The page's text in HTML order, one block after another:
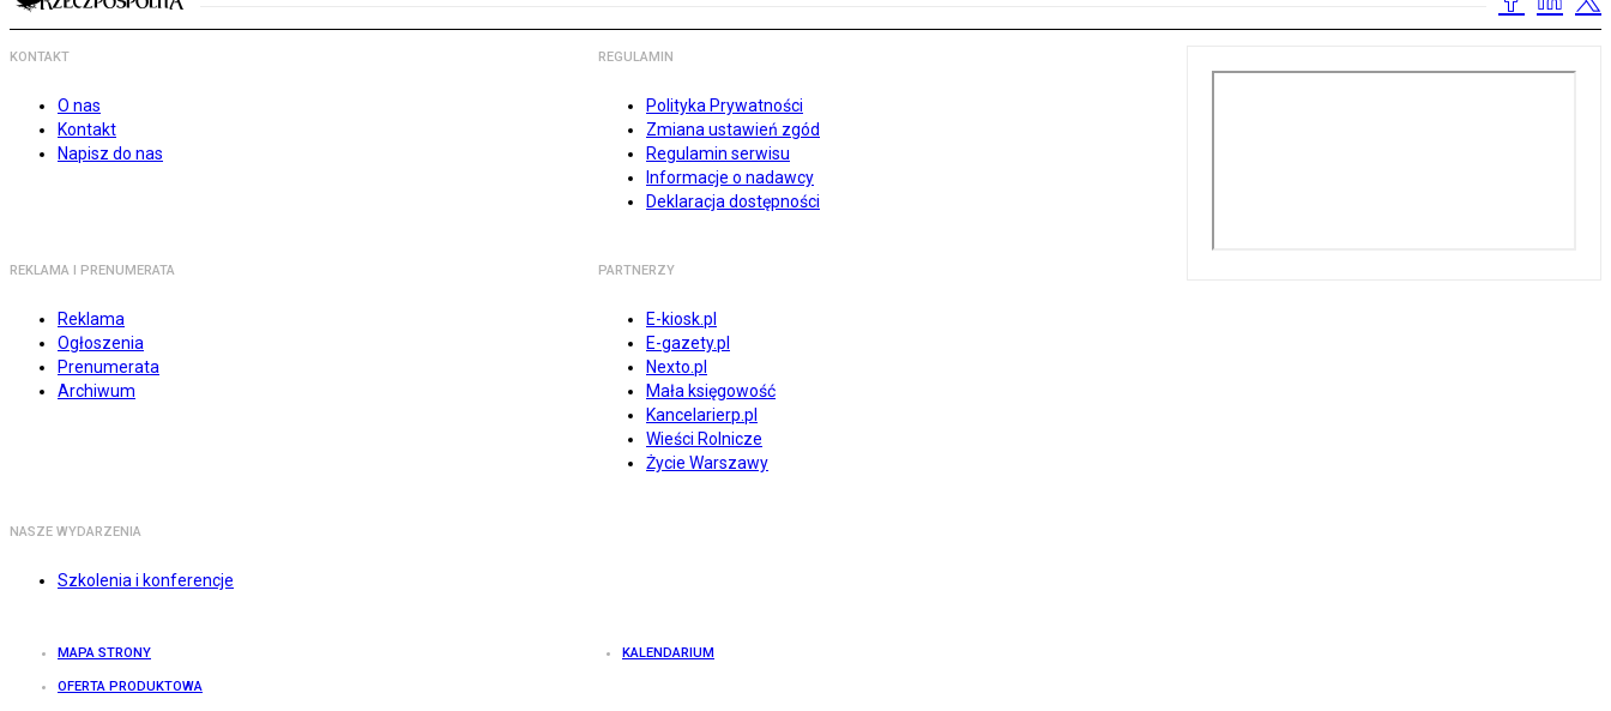
KONTAKT
O nas
Kontakt
Napisz do nas
REGULAMIN
Polityka Prywatności
Zmiana ustawień zgód
Regulamin serwisu
Informacje o nadawcy
Deklaracja dostępności
REKLAMA I PRENUMERATA
Reklama
Ogłoszenia
Prenumerata
Archiwum
PARTNERZY
E-kiosk.pl
E-gazety.pl
Nexto.pl
Mała księgowość
Kancelarierp.pl
Wieści Rolnicze
Życie Warszawy
NASZE WYDARZENIA
Szkolenia i konferencje
MAPA STRONY KALENDARIUM
OFERTA PRODUKTOWA